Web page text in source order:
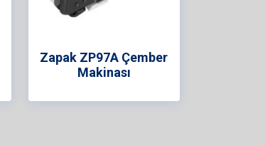
Zapak ZP97A Çember
Makinası